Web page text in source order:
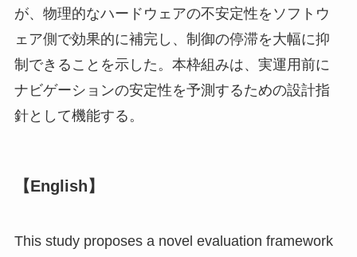
が、物理的なハードウェアの不安定性をソフトウ
ェア側で効果的に補完し、制御の停滞を大幅に抑
制できることを示した。本枠組みは、実運用前に
ナビゲーションの安定性を予測するための設計指
針として機能する。
【English】
This study proposes a novel evaluation framework